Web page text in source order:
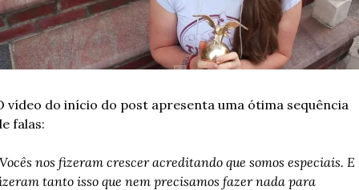
vídeo do início do post apresenta uma ótima sequência
falas:
nos fizeram crescer acreditando que somos especiais. E
tanto isso que nem precisamos fazer nada para